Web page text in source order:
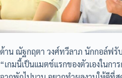
ด้าน ณัฐกฤตา วงศ์ทวีลาภ นักกอล์ฟรั
“เกมนี้เป็นแมตช์แรกของตัวเองในกา